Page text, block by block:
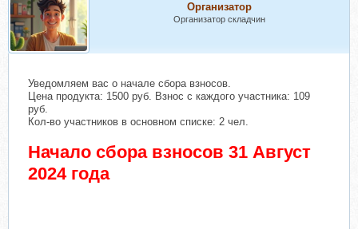
Организатор
Организатор складчин
Уведомляем вас о начале сбора взносов.
Цена продукта: 1500 руб. Взнос с каждого участника: 109
руб.
Кол-во участников в основном списке: 2 чел.
Начало сбора взносов 31 Август
2024 года